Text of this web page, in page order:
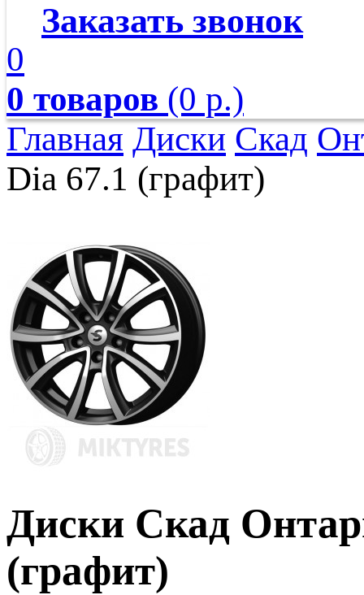
Заказать звонок
0
0 товаров (0 р.)
Главная Диски Скад
Dia 67.1 (графит)
Диски Скад
(графит)